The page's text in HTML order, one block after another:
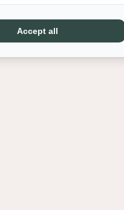
- Chrome plateau - Rough
uw verlanglijst toe te
te bekijken.
Accept all